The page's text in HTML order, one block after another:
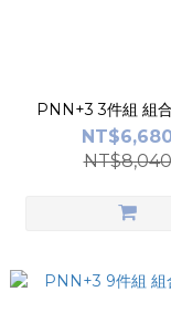
PNN+3 3件組
NT$8,040